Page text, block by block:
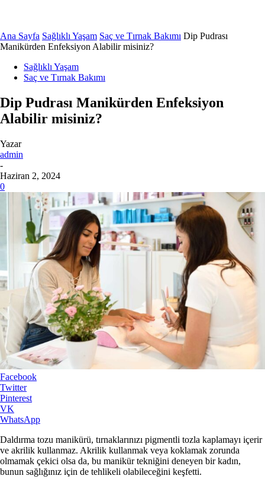
Ana Sayfa Sağlıklı Yaşam Saç ve Tırnak Bakımı Dip Pudrası
Manikürden Enfeksiyon Alabilir misiniz?
Sağlıklı Yaşam
Saç ve Tırnak Bakımı
Dip Pudrası Manikürden Enfeksiyon
Alabilir misiniz?
Yazar
admin
-
Haziran 2, 2024
0
Facebook
Twitter
Pinterest
VK
WhatsApp
Daldırma tozu manikürü, tırnaklarınızı pigmentli tozla kaplamayı içerir
ve akrilik kullanmaz. Akrilik kullanmak veya koklamak zorunda
olmamak çekici olsa da, bu manikür tekniğini deneyen bir kadın,
bunun sağlığınız için de tehlikeli olabileceğini keşfetti.